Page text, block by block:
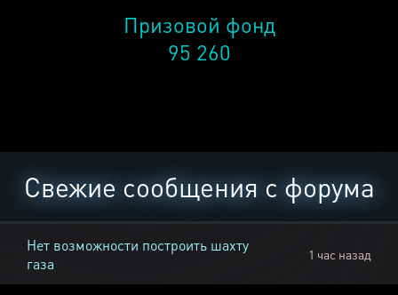
Призовой фонд
95 260
Свежие сообщения с форума
Нет возможности построить шахту
газа
1 час назад